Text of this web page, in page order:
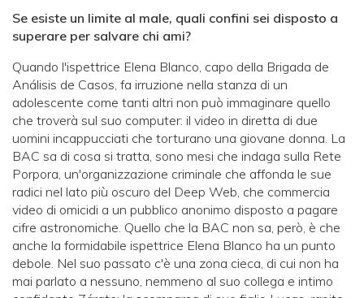
Se esiste un limite al male, quali confini sei disposto a
superare per salvare chi ami?
Quando l'ispettrice Elena Blanco, capo della Brigada de
Análisis de Casos, fa irruzione nella stanza di un
adolescente come tanti altri non può immaginare quello
che troverà sul suo computer: il video in diretta di due
uomini incappucciati che torturano una giovane donna. La
BAC sa di cosa si tratta, sono mesi che indaga sulla Rete
Porpora, un'organizzazione criminale che affonda le sue
radici nel lato più oscuro del Deep Web, che commercia
video di omicidi a un pubblico anonimo disposto a pagare
cifre astronomiche. Quello che la BAC non sa, però, è che
anche la formidabile ispettrice Elena Blanco ha un punto
debole. Nel suo passato c'è una zona cieca, di cui non ha
mai parlato a nessuno, nemmeno al suo collega e intimo